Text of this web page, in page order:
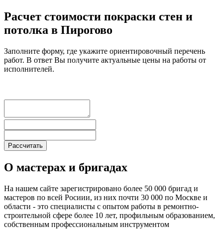
Расчет стоимости покраски стен и
потолка в Пирогово
Заполните форму, где укажите ориентировочный перечень
работ. В ответ Вы получите актуальные цены на работы от
исполнителей.
О мастерах и бригадах
На нашем сайте зарегистрировано более 50 000 бригад и
мастеров по всей Росиии, из них почти 30 000 по Москве и
области - это специалисты с опытом работы в ремонтно-
строительной сфере более 10 лет, профильным образованием,
собственным профессиональным инструментом